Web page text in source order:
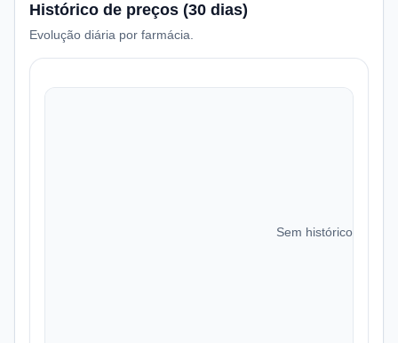
Histórico de preços (30 dias)
Evolução diária por farmácia.
Sem histórico de